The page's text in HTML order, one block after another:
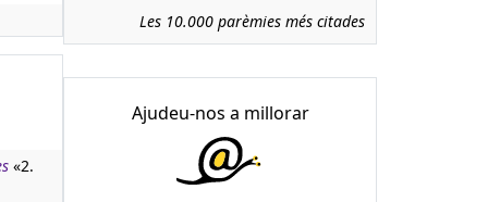
«2.
Les 10.000 parèmies més citades
Ajudeu-nos a millorar